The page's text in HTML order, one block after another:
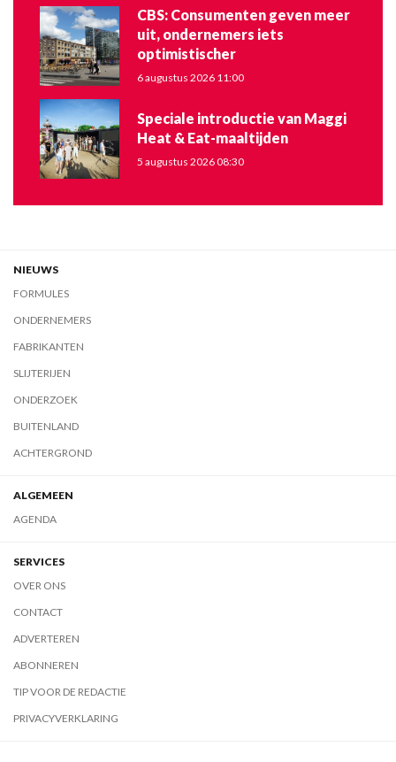
CBS: Consumenten geven meer
uit, ondernemers iets
optimistischer
6 augustus 2026 11:00
Speciale introductie van Maggi
Heat & Eat-maaltijden
5 augustus 2026 08:30
NIEUWS
FORMULES
ONDERNEMERS
FABRIKANTEN
SLIJTERIJEN
ONDERZOEK
BUITENLAND
ACHTERGROND
ALGEMEEN
AGENDA
SERVICES
OVER ONS
CONTACT
ADVERTEREN
ABONNEREN
TIP VOOR DE REDACTIE
PRIVACYVERKLARING